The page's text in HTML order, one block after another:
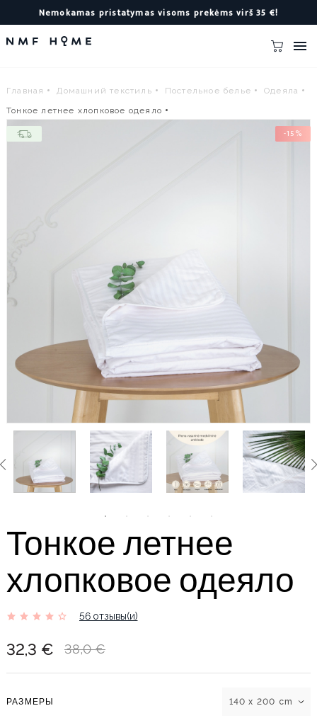
Nemokamas pristatymas visoms prekėms virš 35 €!

Главная Домашний текстиль Постельное белье
Одеяла
Тонкое летнее хлопковое одеяло
-15%
Тонкое летнее
хлопковое одеяло
56 отзывы(и)
32,3 € 38,0 €
РАЗМЕРЫ 140 x 200 cm